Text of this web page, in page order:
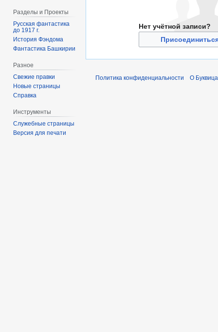
Нет учётной записи?
Разделы и Проекты
Русская фантастика
до 1917 г.
История Фэндома
Фантастика Башкирии
Разное
Свежие правки
Новые страницы
Справка
Инструменты
Служебные страницы
Версия для печати
Политика конфиденциальности О Буквица